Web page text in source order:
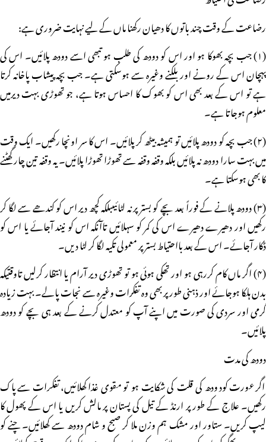
رضاعت کے وقت چند باتوں کا دھیان رکھنا ماں کے لیے نہایت ضروری ہے:
(۱) جب بچہ بھوکا ہو اور اس کو دودھ کی طلب ہو تبھی اسے دودھ پلائیں۔ اس کی
پہچان اس کے رونے اور بلکنے وغیرہ سے ہوسکتی ہے۔ جب بچہ پیشاب پاخانہ کرتا
ہے تو اس کے بعد بھی اس کو بھوک کا احساس ہوتا ہے، جو تھوڑی بہت دیرمیں
معلوم ہوجاتا ہے۔
(۲) جب بچہ کو دودھ پلائیں تو ہمیشہ بیٹھ کر پلائیں۔ اس کا سر اونچا رکھیں۔ ایک وقت
میں بہت سارا دودھ نہ پلائیں بلکہ وقفہ وقفہ سے تھوڑا تھوڑا پلائیں۔ یہ وقفہ تین چار گھٹنے
کا بھی ہوسکتا ہے۔
(۳) دودھ پلانے کے فوراً بعد بچے کو بستر پر نہ لٹائیںبلکہ کچھ دیر اس کو کندھے سے لگا کر
رکھیں اور دھیرے دھیرے اس کی کمر کو سہلائیں تاآنکہ اس کو نیند آجائے یا اس کو
ڈکار آجائے۔ اس کے بعد بااحتیاط بستر پر معمولی تکیہ لگا کر لٹا دیں۔
(۴) اگر ماں کام کررہی ہو اور تھکی ہوئی ہو تو تھوڑی دیر آرام یا انتظار کرلیں تاوقتیکہ
بدن ہلکا ہوجائے اور ذہنی طور پر بھی وہ تفکرات وغیرہ سے نجات پالے۔ بہت زیادہ
گرمی اور سردی کی صورت میں اپنے آپ کو معتدل کرنے کے بعد ہی بچے کو دودھ
پلائیں۔
دودھ کی مدت
اگر عورت کودودھ کی قلت کی شکایت ہو تو مقوی غذا کھلائیں، تفکرات سے پاک
رکھیں۔ علاج کے طور پر ارنڈ کے تیل کی پستان پر مالش کریں یا اس کے پھول کا
لیپ کریں۔ ستاور اور مشک ہم وزن ملا کر صبح و شام دودھ سے کھلائیں۔ چنے کو